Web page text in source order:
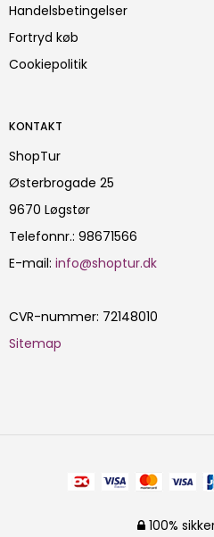
Handelsbetingelser
Fortryd køb
Cookiepolitik
KONTAKT
ShopTur
Østerbrogade 25
9670 Løgstør
Telefonnr.: 98671566
E-mail: info@shoptur.dk
CVR-nummer: 72148010
Sitemap
100%